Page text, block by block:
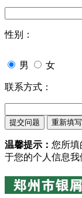
性别：
男 女
联系方式：
温馨提示： 您所填
于您的个人信息我